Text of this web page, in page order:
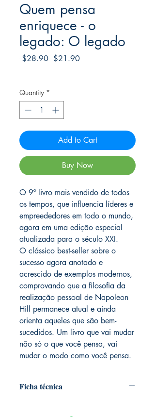
Quem pensa
enriquece - o
legado: O legado
$28.90 Regular
$21.90Sale
Quantity *
Add to Cart
Buy Now
O 9º livro mais vendido de todos
os tempos, que influencia líderes e
empreededores em todo o mundo,
agora em uma edição especial
atualizada para o século XXI.
O clássico best-seller sobre o
sucesso agora anotado e
acrescido de exemplos modernos,
comprovando que a filosofia da
realização pessoal de Napoleon
Hill permanece atual e ainda
orienta aqueles que são bem-
sucedidos. Um livro que vai mudar
não só o que você pensa, vai
mudar o modo como você pensa.
Ficha técnica
maio 2018)